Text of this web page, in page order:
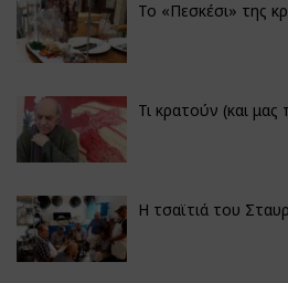
Το «Πεσκέσι» της
Τι κρατούν (και
Η τσαϊτιά του